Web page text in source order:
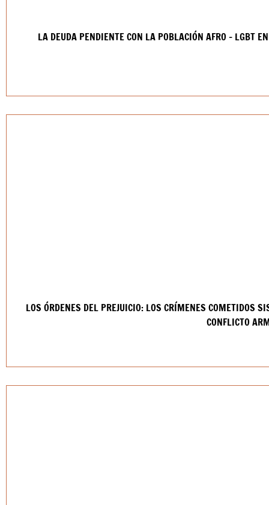
LA DEUDA PENDIENTE CON LA POBLACIÓN AFRO – LGBT
LOS ÓRDENES DEL PREJUICIO: LOS CRÍMENES COMETIDOS
CONFLICTO